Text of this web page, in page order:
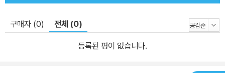
구매자 (0) 전체 (0)
등록된 평이 없습니다.